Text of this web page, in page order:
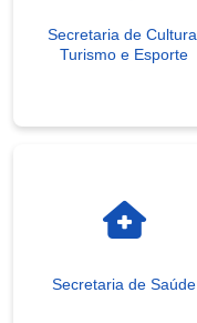
Secretaria de Cultura,
Turismo e Esporte
Secretaria de Saúde